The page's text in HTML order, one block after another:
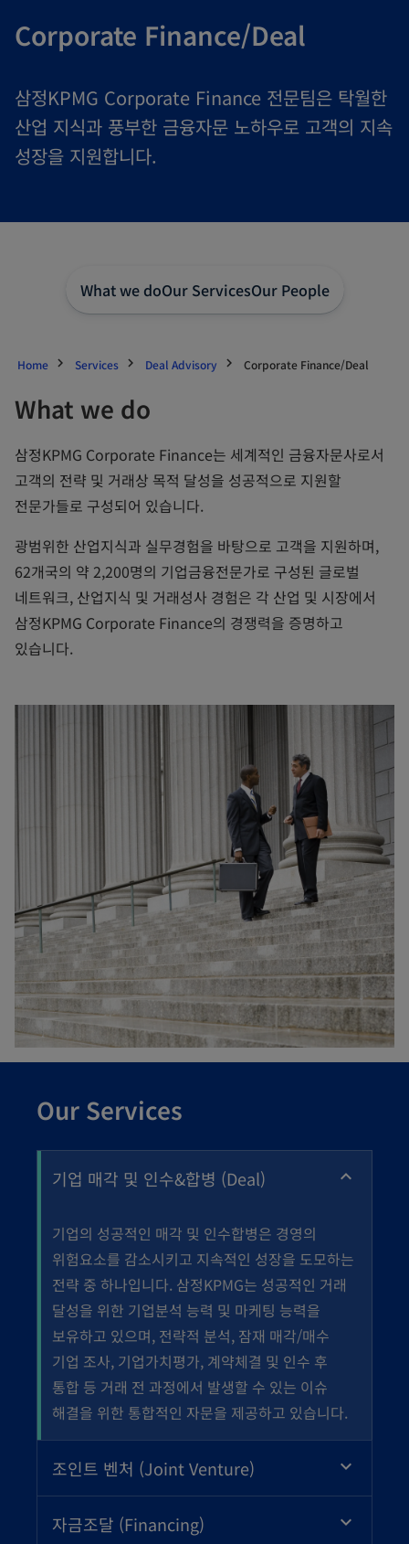
Corporate Finance/Deal
삼정KPMG Corporate Finance 전문팀은 탁월한
산업 지식과 풍부한 금융자문 노하우로 고객의 지속
성장을 지원합니다.
What we doOur ServicesOur People
Home Services Deal Advisory Corporate Finance/Deal
What we do
삼정KPMG Corporate Finance는 세계적인 금융자문사로서
고객의 전략 및 거래상 목적 달성을 성공적으로 지원할
전문가들로 구성되어 있습니다.
광범위한 산업지식과 실무경험을 바탕으로 고객을 지원하며,
62개국의 약 2,200명의 기업금융전문가로 구성된 글로벌
네트워크, 산업지식 및 거래성사 경험은 각 산업 및 시장에서
삼정KPMG Corporate Finance의 경쟁력을 증명하고
있습니다.
Our Services
기업 매각 및 인수&합병 (Deal)
기업의 성공적인 매각 및 인수합병은 경영의
위험요소를 감소시키고 지속적인 성장을 도모하는
전략 중 하나입니다. 삼정KPMG는 성공적인 거래
달성을 위한 기업분석 능력 및 마케팅 능력을
보유하고 있으며, 전략적 분석, 잠재 매각/매수
기업 조사, 기업가치평가, 계약체결 및 인수 후
통합 등 거래 전 과정에서 발생할 수 있는 이슈
해결을 위한 통합적인 자문을 제공하고 있습니다.
조인트 벤처 (Joint Venture)
자금조달 (Financing)